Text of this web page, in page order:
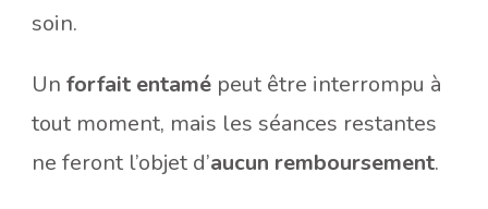
soin.
Un forfait entamé peut être interrompu à
tout moment, mais les séances restantes
ne feront l’objet d’aucun remboursement.